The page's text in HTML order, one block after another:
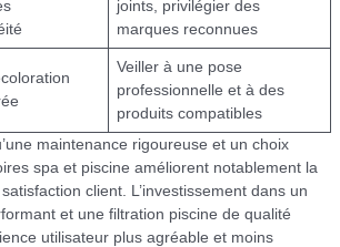
joints, privilégier des
marques reconnues
Veiller à une pose
professionnelle et à des
produits compatibles
maintenance rigoureuse et un choix
spa et piscine améliorent notablement la
client. L’investissement dans un
et une filtration piscine de qualité
utilisateur plus agréable et moins